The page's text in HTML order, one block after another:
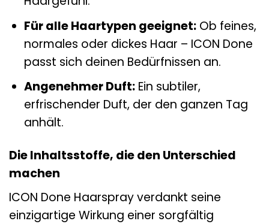
Für alle Haartypen geeignet:Ob feines,
normales oder dickes Haar – ICON Done
passt sich deinen Bedürfnissen an.
Angenehmer Duft:Ein subtiler,
erfrischender Duft, der den ganzen Tag
anhält.
Die Inhaltsstoffe, die den Unterschied
machen
ICON Done Haarspray verdankt seine
einzigartige Wirkung einer sorgfältig